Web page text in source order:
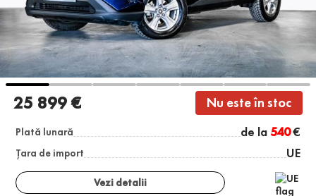
25 899 € Nu este în stoc
Plată lunară de la 540€
Țara de import UE
Vezi detalii